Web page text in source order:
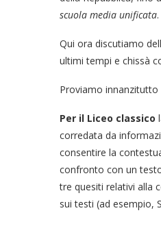
scuola media unificata.
Qui ora discutiamo
ultimi tempi e chissà
Proviamo
Per il Liceo classico
corredata da
consentire la
confronto con un
tre quesiti relativi alla
sui testi (ad esempio,